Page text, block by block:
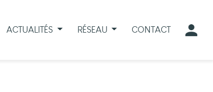
ACTUALITÉS RÉSEAU CONTACT